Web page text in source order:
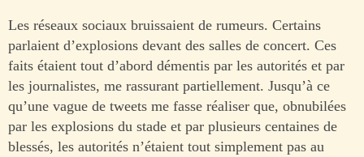
Les réseaux sociaux bruissaient de rumeurs. Certains
parlaient d’explosions devant des salles de concert. Ces
faits étaient tout d’abord démentis par les autorités et par
les journalistes, me rassurant partiellement. Jusqu’à ce
qu’une vague de tweets me fasse réaliser que, obnubilées
par les explosions du stade et par plusieurs centaines de
blessés, les autorités n’étaient tout simplement pas au